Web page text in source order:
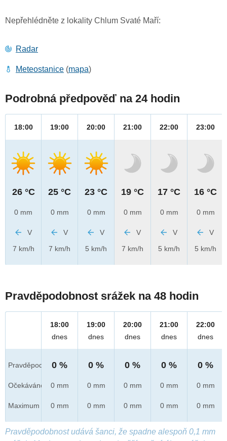
Nepřehlédněte z lokality Chlum Svaté Maří:
Radar
Meteostanice (mapa)
Podrobná předpověď na 24 hodin
18:00
26 °C
0 mm
V
7 km/h
19:00
25 °C
0 mm
V
7 km/h
20:00
23 °C
0 mm
V
5 km/h
21:00
19 °C
0 mm
V
7 km/h
22:00
17 °C
0 mm
V
5 km/h
23:00
16 °C
0 mm
V
5 km/h
Pravděpodobnost srážek na 48 hodin
Pravděpod.
Očekáváno
Maximum
18:00
dnes
0 %
0 mm
0 mm
19:00
dnes
0 %
0 mm
0 mm
20:00
dnes
0 %
0 mm
0 mm
21:00
dnes
0 %
0 mm
0 mm
22:00
dnes
0 %
0 mm
0 mm
Pravděpodobnost udává šanci, že spadne alespoň 0,1 mm